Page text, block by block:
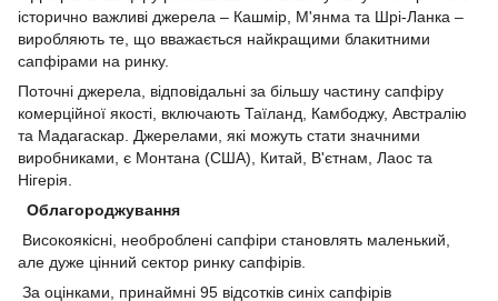
історично важливі джерела – Кашмір, М'янма та Шрі-Ланка –
виробляють те, що вважається найкращими блакитними
сапфірами на ринку.
Поточні джерела, відповідальні за більшу частину сапфіру
комерційної якості, включають Таїланд, Камбоджу, Австралію
та Мадагаскар. Джерелами, які можуть стати значними
виробниками, є Монтана (США), Китай, В'єтнам, Лаос та
Нігерія.
Облагороджування
Високоякісні, необроблені сапфіри становлять маленький,
але дуже цінний сектор ринку сапфірів.
За оцінками, принаймні 95 відсотків синіх сапфірів